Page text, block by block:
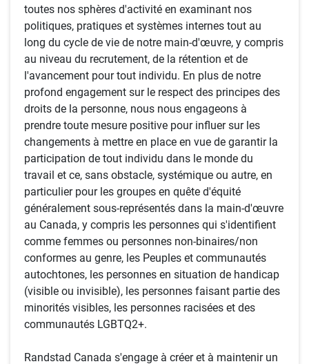
toutes nos sphères d'activité en examinant nos
politiques, pratiques et systèmes internes tout au
long du cycle de vie de notre main-d'œuvre, y compris
au niveau du recrutement, de la rétention et de
l'avancement pour tout individu. En plus de notre
profond engagement sur le respect des principes des
droits de la personne, nous nous engageons à
prendre toute mesure positive pour influer sur les
changements à mettre en place en vue de garantir la
participation de tout individu dans le monde du
travail et ce, sans obstacle, systémique ou autre, en
particulier pour les groupes en quête d'équité
généralement sous-représentés dans la main-d'œuvre
au Canada, y compris les personnes qui s'identifient
comme femmes ou personnes non-binaires/non
conformes au genre, les Peuples et communautés
autochtones, les personnes en situation de handicap
(visible ou invisible), les personnes faisant partie des
minorités visibles, les personnes racisées et des
communautés LGBTQ2+.
Randstad Canada s'engage à créer et à maintenir un